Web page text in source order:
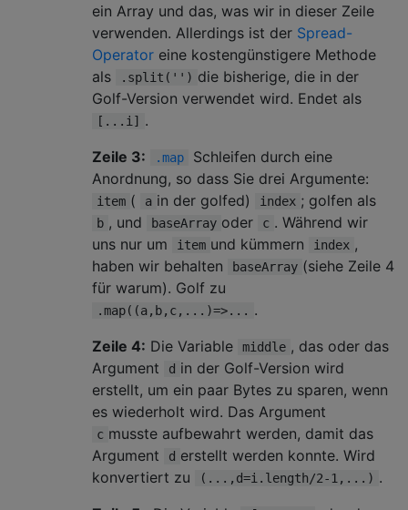
ein Array und das, was wir in dieser Zeile
verwenden. Allerdings ist der Spread-
Operator eine kostengünstigere Methode
als
.split('') die bisherige, die in der
Golf-Version verwendet wird. Endet als
[...i]
.
Zeile 3:
.map
Schleifen durch eine
Anordnung, so dass Sie drei Argumente:
item ( a in der golfed) index ; golfen als
b , und baseArray oder c . Während wir
uns nur um
item und kümmern index ,
haben wir behalten
baseArray (siehe Zeile 4
für warum). Golf zu
.map((a,b,c,...)=>... .
Zeile 4: Die Variable middle , das oder das
Argument
d in der Golf-Version wird
erstellt, um ein paar Bytes zu sparen, wenn
es wiederholt wird. Das Argument
c musste aufbewahrt werden, damit das
Argument
d erstellt werden konnte. Wird
konvertiert zu
(...,d=i.length/2-1,...) .